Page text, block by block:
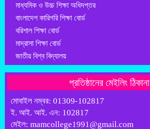
মাধ্যমিক ও উচ্চ শিক্ষা অধিদপ্তর
বাংলাদেশ কারিগরি শিক্ষা বোর্ড
বরিশাল শিক্ষা বোর্ড
মাদ্রাসা শিক্ষা বোর্ড
জাতীয় বিশ্ব বিদ্যালয়
প্রতিষ্ঠানের মেইলিং ঠিকানা
মোবাইল নম্বর: 01309-102817
ই. আই. আই. এন: 102817
মেইল: mamcollege1991@gmail.com